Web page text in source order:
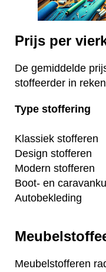
Prijs per
De gemiddelde
stoffeerder in
Type stoffering
Klassiek stofferen
Design stofferen
Modern stofferen
Boot- en
Autobekleding
Meubelstofferen